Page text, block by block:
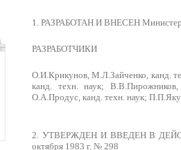
1. РАЗРАБОТАН И ВНЕСЕН
РАЗРАБОТЧИКИ
О.И.Крикунов, М.Л.Зайченко, канд.
канд. техн. наук;
О.А.Продус, канд. техн. наук;
2. УТВЕРЖДЕН И ВВЕДЕН В
октября 1983 г. № 298